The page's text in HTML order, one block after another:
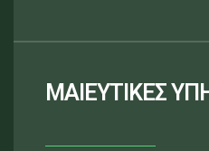
ΜΑΙΕΥΤΙΚΕΣ